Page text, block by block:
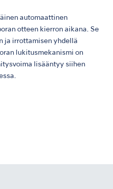
automaattinen
otteen kierron aikana. Se
ja irrottamisen yhdellä
lukitusmekanismi on
lisääntyy siihen